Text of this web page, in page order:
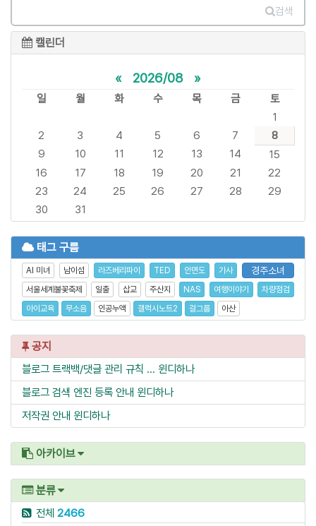
검색
캘린더
« 2026/08 »
일 월 화 수 목 금
토
1
2
3 4 5 6 7
8
9
10 11 12 13 14
15
16
17 18 19 20 21
22
23
24 25 26 27 28
29
30
31
태그 구름
AI 미녀 남이섬 라즈베리파이 TED 안면도 가사 경주소녀
서울세계불꽃축제 일출 삽교 주산지 NAS 여행이야기
차량점검
아이교육
무소음 인공누액 갤럭시노트2 걸그룹 아산
공지
블로그 트랙백/댓글 관리 규칙 ... 윈디하나
블로그 검색 엔진 등록 안내 윈디하나
저작권 안내 윈디하나
아카이브
분류
전체 2466